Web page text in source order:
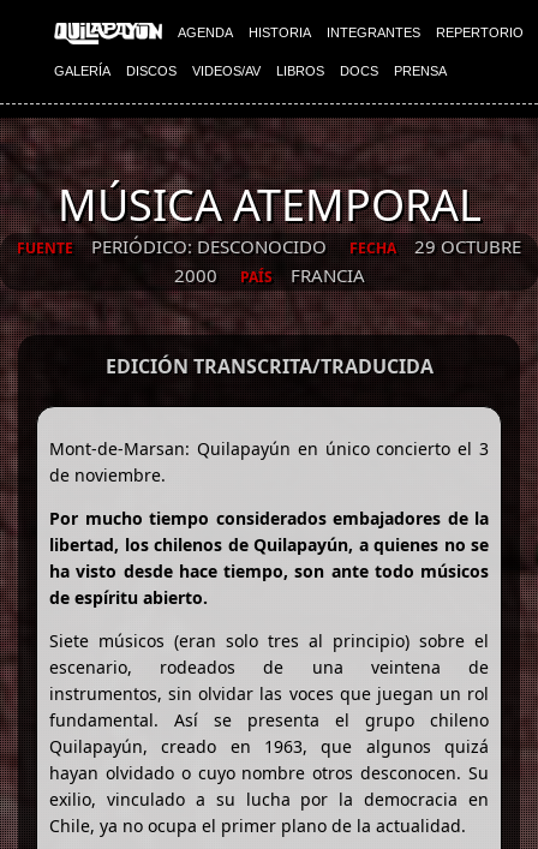
AGENDA HISTORIA INTEGRANTES REPERTORIO
GALERÍA DISCOS VIDEOS/AV LIBROS DOCS PRENSA
MÚSICA ATEMPORAL
FUENTE PERIÓDICO: DESCONOCIDO FECHA
29 OCTUBRE
2000
PAÍS FRANCIA
EDICIÓN TRANSCRITA/TRADUCIDA
Mont-de-Marsan: Quilapayún en único concierto el 3
de noviembre.
Por mucho tiempo considerados embajadores de la
libertad, los chilenos de Quilapayún, a quienes no se
ha visto desde hace tiempo, son ante todo músicos
de espíritu abierto.
Siete músicos (eran solo tres al principio) sobre el
escenario, rodeados de una veintena de
instrumentos, sin olvidar las voces que juegan un rol
fundamental. Así se presenta el grupo chileno
Quilapayún, creado en 1963, que algunos quizá
hayan olvidado o cuyo nombre otros desconocen. Su
exilio, vinculado a su lucha por la democracia en
Chile, ya no ocupa el primer plano de la actualidad.